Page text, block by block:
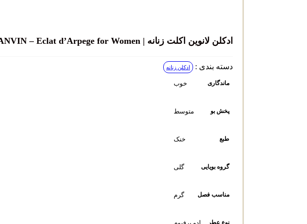
ادکلن لانوین اکلت زنانه | LANVIN – Eclat d’Arpege for Women
دسته بندی : ادکلن زنانه
ماندگاری خوب
پخش بو متوسط
طبع خنک
گروه بویایی گلی
مناسب فصل گرم